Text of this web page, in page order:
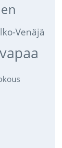
Venäjä
vapaa